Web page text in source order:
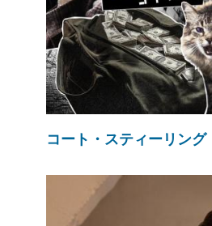
コート・スティーリング